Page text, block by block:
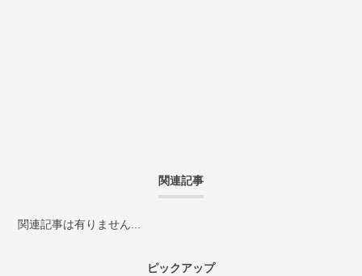
関連記事
関連記事は有りません...
ピックアップ